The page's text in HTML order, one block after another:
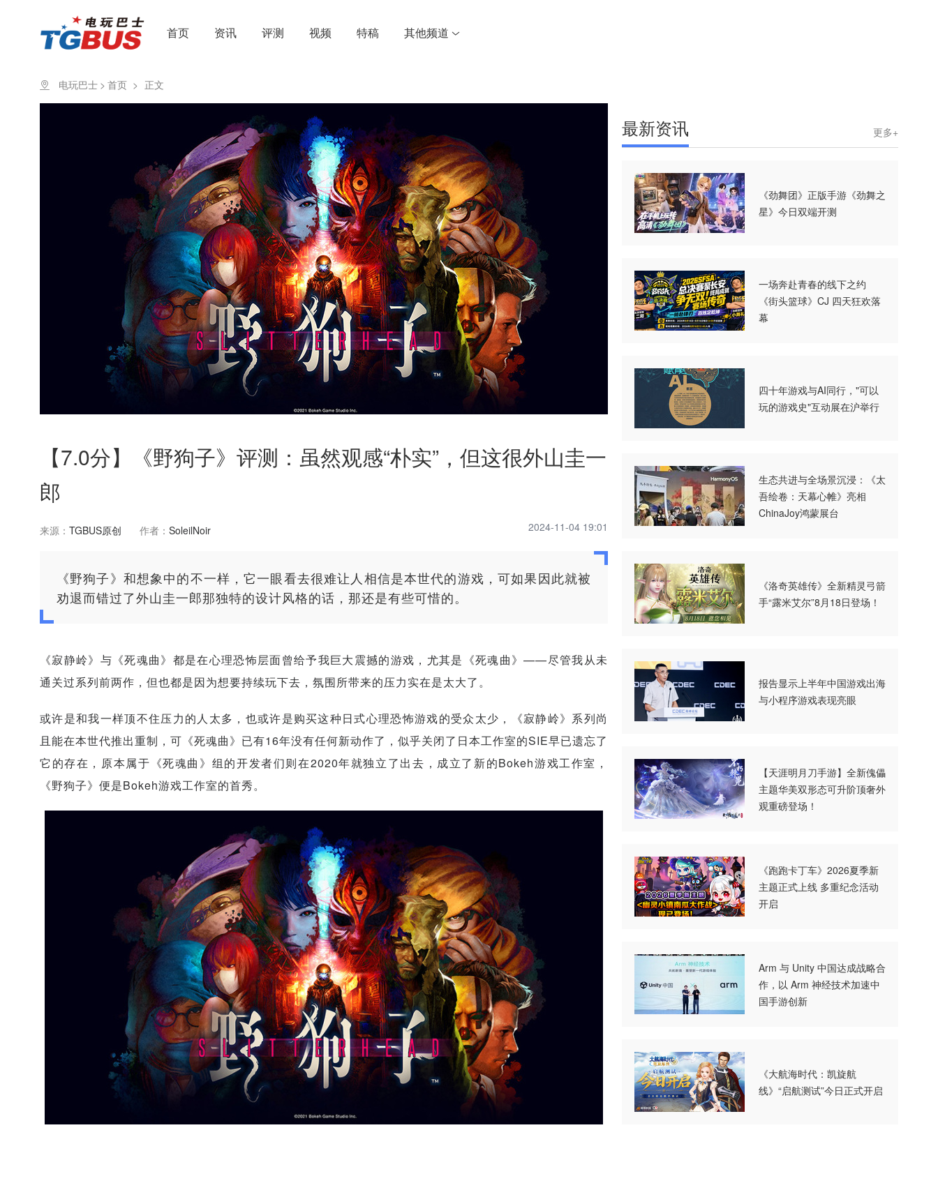
首页 资讯 评测 视频 特稿 其他频道
电玩巴士 > 首页 > 正文
【7.0分】《野狗子》评测：虽然观感“朴实”，但这很外山圭一
郎
来源： TGBUS原创 作者： SoleilNoir 2024-11-04 19:01
《野狗子》和想象中的不一样，它一眼看去很难让人相信是本世代的游戏，可如果因此就被
劝退而错过了外山圭一郎那独特的设计风格的话，那还是有些可惜的。
《寂静岭》与《死魂曲》都是在心理恐怖层面曾给予我巨大震撼的游戏，尤其是《死魂曲》——尽管我从未
通关过系列前两作，但也都是因为想要持续玩下去，氛围所带来的压力实在是太大了。
或许是和我一样顶不住压力的人太多，也或许是购买这种日式心理恐怖游戏的受众太少，《寂静岭》系列尚
且能在本世代推出重制，可《死魂曲》已有16年没有任何新动作了，似乎关闭了日本工作室的SIE早已遗忘了
它的存在，原本属于《死魂曲》组的开发者们则在2020年就独立了出去，成立了新的Bokeh游戏工作室，
《野狗子》便是Bokeh游戏工作室的首秀。
最新资讯 更多+
《劲舞团》正版手游《劲舞之
星》今日双端开测
一场奔赴青春的线下之约
《街头篮球》CJ 四天狂欢落
幕
四十年游戏与AI同行，"可以
玩的游戏史"互动展在沪举行
生态共进与全场景沉浸：《太
吾绘卷：天幕心帷》亮相
ChinaJoy鸿蒙展台
《洛奇英雄传》全新精灵弓箭
手“露米艾尔”8月18日登场！
报告显示上半年中国游戏出海
与小程序游戏表现亮眼
【天涯明月刀手游】全新傀儡
主题华美双形态可升阶顶奢外
观重磅登场！
《跑跑卡丁车》2026夏季新
主题正式上线 多重纪念活动
开启
Arm 与 Unity 中国达成战略合
作，以 Arm 神经技术加速中
国手游创新
《大航海时代：凯旋航
线》“启航测试”今日正式开启